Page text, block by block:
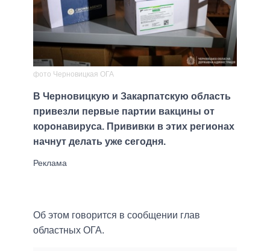
фото Черновицкая ОГА
В Черновицкую и Закарпатскую область
привезли первые партии вакцины от
коронавируса. Прививки в этих регионах
начнут делать уже сегодня.
Об этом говорится в сообщении глав
областных ОГА.